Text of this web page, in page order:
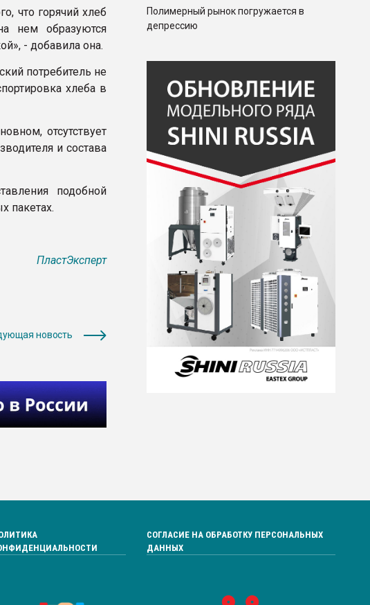
что горячий хлеб
нем образуются
- добавила она.
потребитель не
хлеба в
отсутствует
и состава
подобной
пакетах.
ПластЭксперт
новость
Полимерный рынок погружается в
депрессию
СОГЛАСИЕ НА ОБРАБОТКУ ПЕРСОНАЛЬНЫХ
ДАННЫХ